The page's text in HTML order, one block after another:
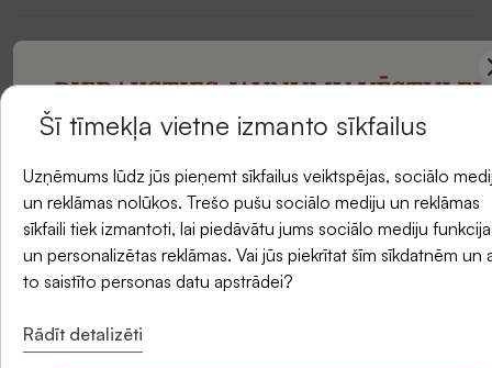
Apraksts
Atlikums veikalos
Piegādes metodes
Atsauksmes
PIERAKSTIES JAUNUMU VĒSTULEI
pasūtījumam.
E-pasts
Šī tīmekļa vietne izmanto sīkfailus
Uzņēmums lūdz jūs pieņemt sīkfailus veiktspējas, sociālo
un reklāmas nolūkos. Trešo pušu sociālo mediju un reklāmas
sīkfaili tiek izmantoti, lai piedāvātu jums sociālo mediju
un personalizētas reklāmas. Vai jūs piekrītat šīm sīkdatnēm un
to saistīto personas datu apstrādei?
Rādīt detalizēti